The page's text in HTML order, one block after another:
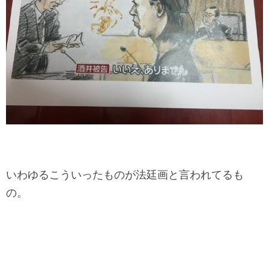
いわゆるこういったものが法廷画と言われてるも
の。